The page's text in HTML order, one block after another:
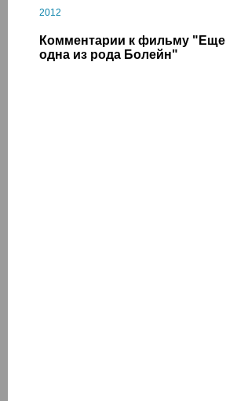
2012
Комментарии к фильму "Еще
одна из рода Болейн"